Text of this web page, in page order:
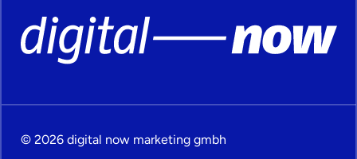
© 2026 digital now marketing gmbh